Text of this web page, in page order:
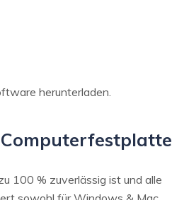
herunterladen.
100 % zuverlässig ist und alle